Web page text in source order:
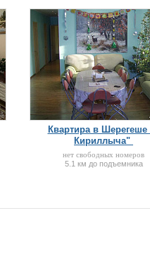
Квартира в Шерегеше
Кириллыча"
нет свободных номеров
5.1 км до подъемника